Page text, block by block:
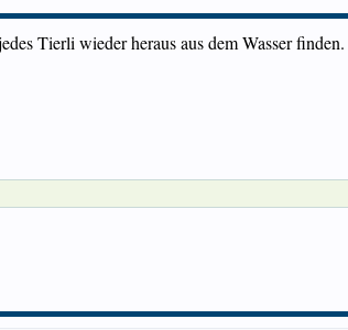
Tierli wieder heraus aus dem Wasser finden.